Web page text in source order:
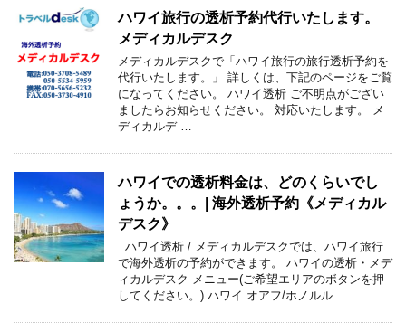
ハワイ旅行の透析予約代行いたします。
メディカルデスク
メディカルデスクで「ハワイ旅行の旅行透析予約を
代行いたします。」 詳しくは、下記のページをご覧
になってください。 ハワイ透析 ご不明点がござい
ましたらお知らせください。 対応いたします。 メ
ディカルデ …
ハワイでの透析料金は、どのくらいでし
ょうか。。。| 海外透析予約《メディカル
デスク》
ハワイ透析 / メディカルデスクでは、ハワイ旅行
で海外透析の予約ができます。 ハワイの透析・メデ
ィカルデスク メニュー(ご希望エリアのボタンを押
してください。) ハワイ オアフ/ホノルル …